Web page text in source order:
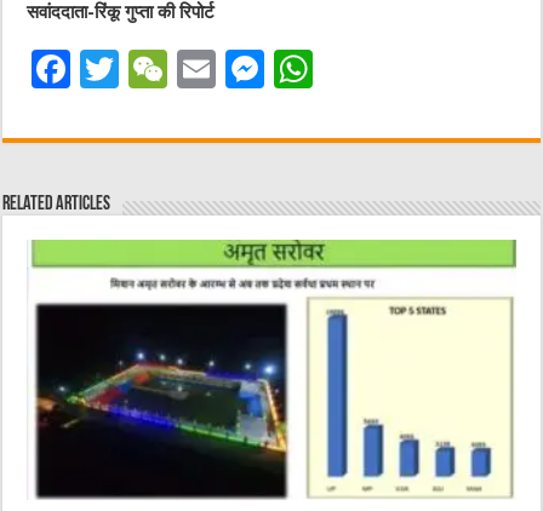
सवांददाता-रिंकू गुप्ता की रिपोर्ट
F
c
e
b
o
o
T
it
r
W
C
at
E
ai
M
ss
n
g
er
at
A
p
p
Related Articles